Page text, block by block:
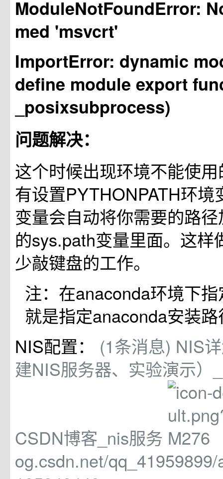
ModuleNotFoundError:
med 'msvcrt'
ImportError: dynamic
define module export
_posixsubprocess)
问题解决：
这个时候出现环境不能使
有设置PYTHONPATH环境
变量会自动将你需要的路
的sys.path变量里面。这样
少敲键盘的工作。
注：在anaconda环境下
就是指定anaconda安装
NIS配置： (1条消息) NIS
建NIS服务器、实验演示）
CSDN博客_nis服务
og.csdn.net/